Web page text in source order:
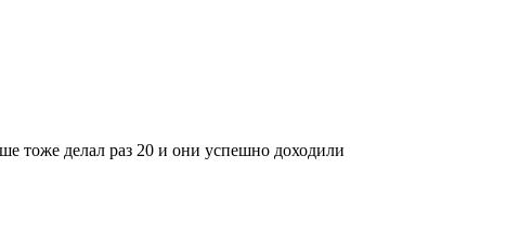
тоже делал раз 20 и они успешно доходили